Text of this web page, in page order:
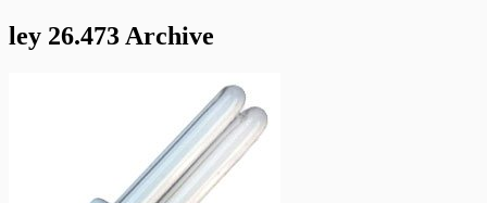
ley 26.473 Archive